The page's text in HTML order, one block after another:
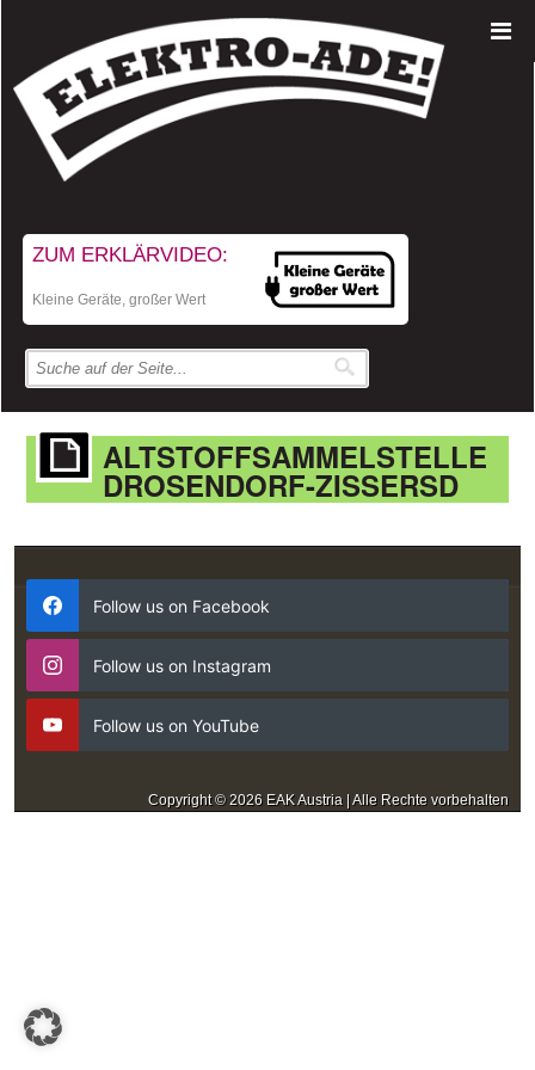
ZUM ERKLÄRVIDEO:
Kleine Geräte, großer Wert
ALTSTOFFSAMMELSTELLE
DROSENDORF-ZISSERSD
Follow us on Facebook
Follow us on Instagram
Follow us on YouTube
Copyright © 2026 EAK Austria | Alle Rechte vorbehalten